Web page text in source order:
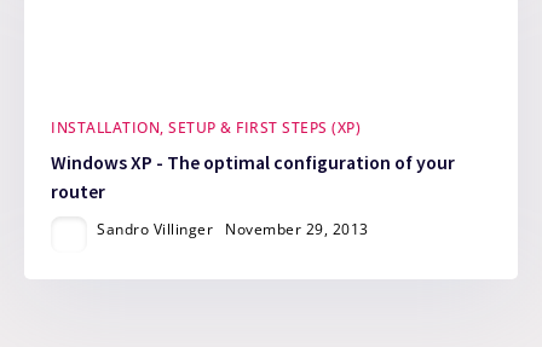
INSTALLATION, SETUP & FIRST STEPS (XP)
Windows XP - The optimal configuration of your
router
Sandro Villinger November 29, 2013